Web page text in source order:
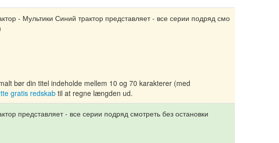
- Мультики Синий трактор представляет - все серии подряд смо
bør din titel indeholde mellem 10 og 70 karakterer (med
gratis redskabtil at regne længden ud.
представляет - все серии подряд смотреть без остановки